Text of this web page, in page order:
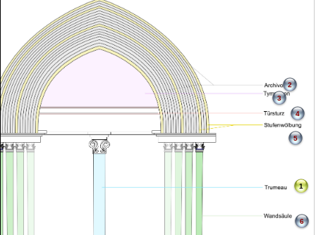
1
2
3
4
5
6